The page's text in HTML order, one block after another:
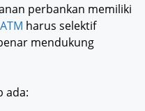
perbankan memiliki
harus selektif
mendukung
ada: